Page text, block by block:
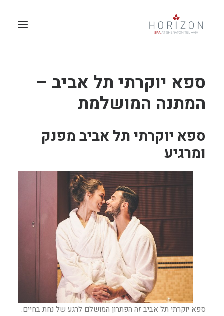
ספא יוקרתי תל אביב –
המתנה המושלמת
ספא יוקרתי תל אביב מפנק
ומרגיע
ספא יוקרתי תל אביב זה הפתרון המושלם לרגע של נחת בחיים.